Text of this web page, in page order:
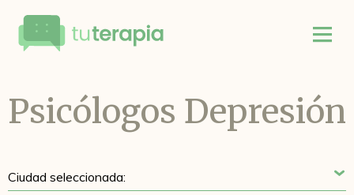
Psicólogos Depresión